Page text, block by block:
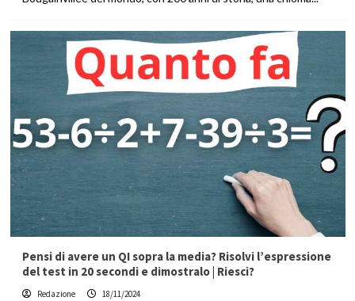
Pensi di avere un QI sopra la media? Risolvi l’espressione
del test in 20 secondi e dimostralo | Riesci?
Redazione 18/11/2024